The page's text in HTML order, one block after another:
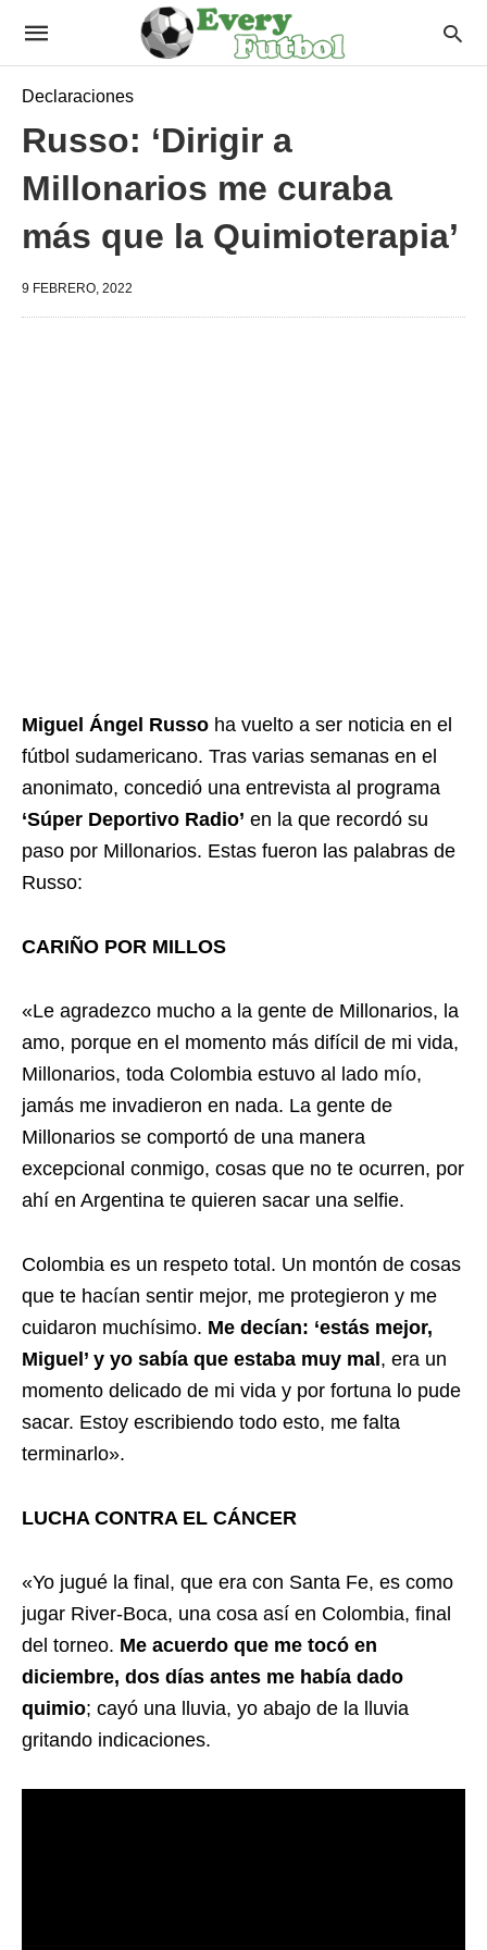
Declaraciones
Russo: ‘Dirigir a
Millonarios me curaba
más que la Quimioterapia’
9 FEBRERO, 2022
Miguel Ángel Russo ha vuelto a ser noticia en el
fútbol sudamericano. Tras varias semanas en el
anonimato, concedió una entrevista al programa
‘Súper Deportivo Radio’ en la que recordó su
paso por Millonarios. Estas fueron las palabras de
Russo:
CARIÑO POR MILLOS
«Le agradezco mucho a la gente de Millonarios, la
amo, porque en el momento más difícil de mi vida,
Millonarios, toda Colombia estuvo al lado mío,
jamás me invadieron en nada. La gente de
Millonarios se comportó de una manera
excepcional conmigo, cosas que no te ocurren, por
ahí en Argentina te quieren sacar una selfie.
Colombia es un respeto total. Un montón de cosas
que te hacían sentir mejor, me protegieron y me
cuidaron muchísimo. Me decían: ‘estás mejor,
Miguel’ y yo sabía que estaba muy mal , era un
momento delicado de mi vida y por fortuna lo pude
sacar. Estoy escribiendo todo esto, me falta
terminarlo».
LUCHA CONTRA EL CÁNCER
«Yo jugué la final, que era con Santa Fe, es como
jugar River-Boca, una cosa así en Colombia, final
del torneo. Me acuerdo que me tocó en
diciembre, dos días antes me había dado
quimio; cayó una lluvia, yo abajo de la lluvia
gritando indicaciones.